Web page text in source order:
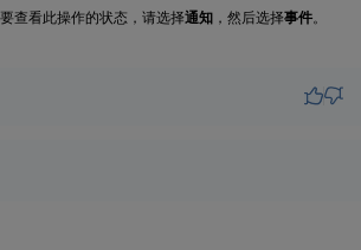
查看此操作的状态，请选择通知 ，然后选择事件。